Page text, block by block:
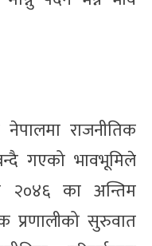
राजनीतिक
गएको भावभूमिले
२०४६ का अन्तिम
प्रणालीको सुरुवात